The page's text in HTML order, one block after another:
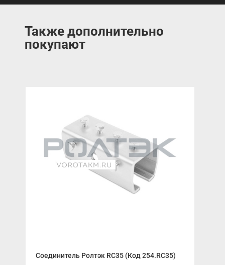
Также дополнительно
покупают
Соединитель Ролтэк RC35 (Код 254.RC35)